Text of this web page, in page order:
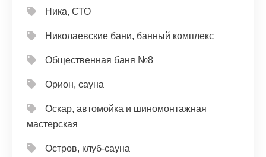
Ника, СТО
Николаевские бани, банный комплекс
Общественная баня №8
Орион, сауна
Оскар, автомойка и шиномонтажная
мастерская
Остров, клуб-сауна